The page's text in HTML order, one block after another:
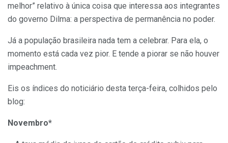
melhor” relativo à única coisa que interessa aos integrantes
do governo Dilma: a perspectiva de permanência no poder.
Já a população brasileira nada tem a celebrar. Para ela, o
momento está cada vez pior. E tende a piorar se não houver
impeachment.
Eis os índices do noticiário desta terça-feira, colhidos pelo
blog:
Novembro*